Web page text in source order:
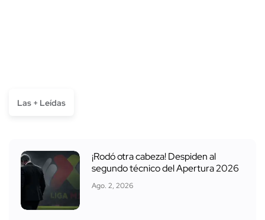
Las + Leídas
¡Rodó otra cabeza! Despiden al
segundo técnico del Apertura 2026
Ago. 2, 2026